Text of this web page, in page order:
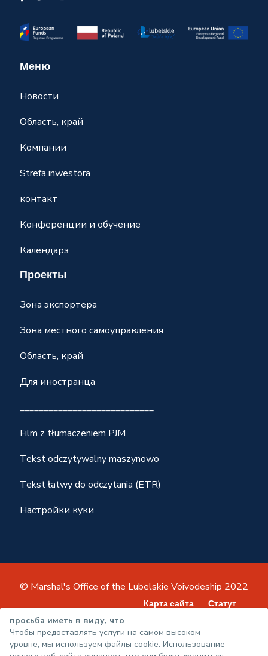
Меню
Новости
Область, край
Компании
Strefa inwestora
контакт
Конференции и обучение
Календарз
Проекты
Зона экспортера
Зона местного самоуправления
Область, край
Для иностранца
____________________________
Film z tłumaczeniem PJM
Tekst odczytywalny maszynowo
Tekst łatwy do odczytania (ETR)
Настройки куки
© Marshal's Office of the Lubelskie Voivodeship 2022
Карта сайта
Статут
политика конфиденциальности
Декларация о доступности
просьба иметь в виду, что
Чтобы предоставлять услуги на самом высоком
уровне, мы используем файлы cookie. Использование